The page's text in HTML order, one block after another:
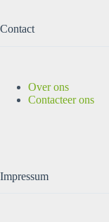
Contact
Over ons
Contacteer ons
Impressum